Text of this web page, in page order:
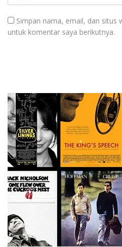
Simpan nama, email, dan situs
untuk komentar saya berikutnya.